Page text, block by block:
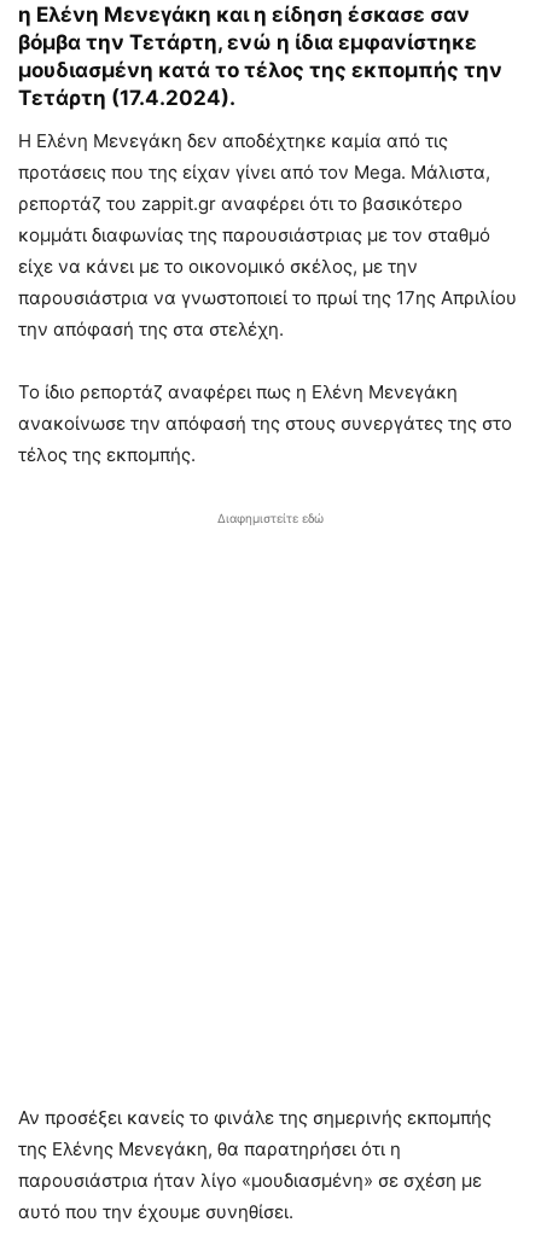
η Ελένη Μενεγάκη και η είδηση έσκασε σαν
βόμβα την Τετάρτη, ενώ η ίδια εμφανίστηκε
μουδιασμένη κατά το τέλος της εκπομπής την
Τετάρτη (17.4.2024).
Η Ελένη Μενεγάκη δεν αποδέχτηκε καμία από τις
προτάσεις που της είχαν γίνει από τον Mega. Μάλιστα,
ρεπορτάζ του zappit.gr αναφέρει ότι το βασικότερο
κομμάτι διαφωνίας της παρουσιάστριας με τον σταθμό
είχε να κάνει με το οικονομικό σκέλος, με την
παρουσιάστρια να γνωστοποιεί το πρωί της 17ης Απριλίου
την απόφασή της στα στελέχη.
Το ίδιο ρεπορτάζ αναφέρει πως η Ελένη Μενεγάκη
ανακοίνωσε την απόφασή της στους συνεργάτες της στο
τέλος της εκπομπής.
Διαφημιστείτε εδώ
Αν προσέξει κανείς το φινάλε της σημερινής εκπομπής
της Ελένης Μενεγάκη, θα παρατηρήσει ότι η
παρουσιάστρια ήταν λίγο «μουδιασμένη» σε σχέση με
αυτό που την έχουμε συνηθίσει.